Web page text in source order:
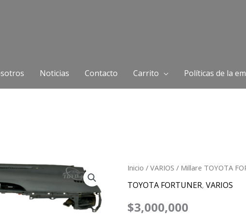
Noticias Contacto Carrito Políticas de la
Inicio /VARIOS / Millare TOYOTA
TOYOTA FORTUNER,VARIOS
$3,000,000
Millare
TOYOTA
2020